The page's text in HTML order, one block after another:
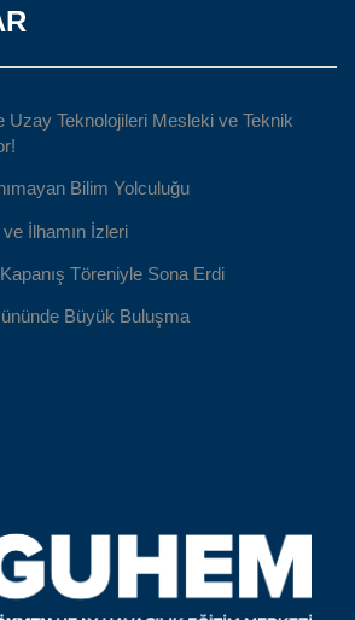
Uzay Teknolojileri Mesleki ve Teknik
Bilim Yolculuğu
İlhamın İzleri
Töreniyle Sona Erdi
Büyük Buluşma